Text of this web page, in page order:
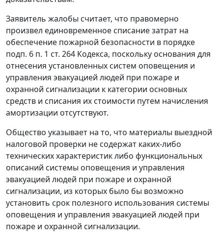
Заявитель жалобы считает, что правомерно
произвел единовременное списание затрат на
обеспечение пожарной безопасности в порядке
подп. 6 п. 1 ст. 264 Кодекса, поскольку основания для
отнесения установленных систем оповещения и
управления эвакуацией людей при пожаре и
охранной сигнализации к категории основных
средств и списания их стоимости путем начисления
амортизации отсутствуют.
Общество указывает на то, что материалы выездной
налоговой проверки не содержат каких-либо
технических характеристик либо функциональных
описаний системы оповещения и управления
эвакуацией людей при пожаре и охранной
сигнализации, из которых было бы возможно
установить срок полезного использования системы
оповещения и управления эвакуацией людей при
пожаре и охранной сигнализации.